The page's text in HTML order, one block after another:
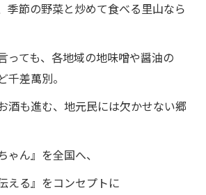
季節の野菜と炒めて食べる里山なら
っても、各地域の地味噌や醤油の
差萬別。
酒も進む、地元民には欠かせない郷
ゃん』を全国へ、
える』をコンセプトに